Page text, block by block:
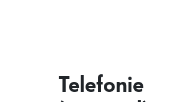
Telefonie